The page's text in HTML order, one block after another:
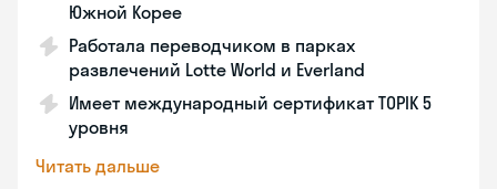
Южной Корее
Работала переводчиком в парках
развлечений Lotte World и Everland
Имеет международный сертификат TOPIK 5
уровня
Читать дальше